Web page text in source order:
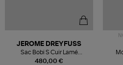
480,00 €
JEROME DREYFUSS
Sac Bobi S Cuir Lamé
Champagne